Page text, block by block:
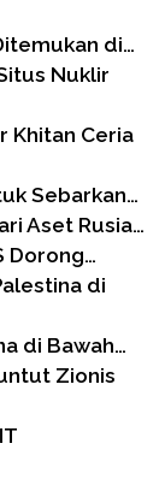
di…
Nuklir
Khitan Ceria
Sebarkan…
Aset Rusia…
Dorong…
di
di Bawah…
Zionis